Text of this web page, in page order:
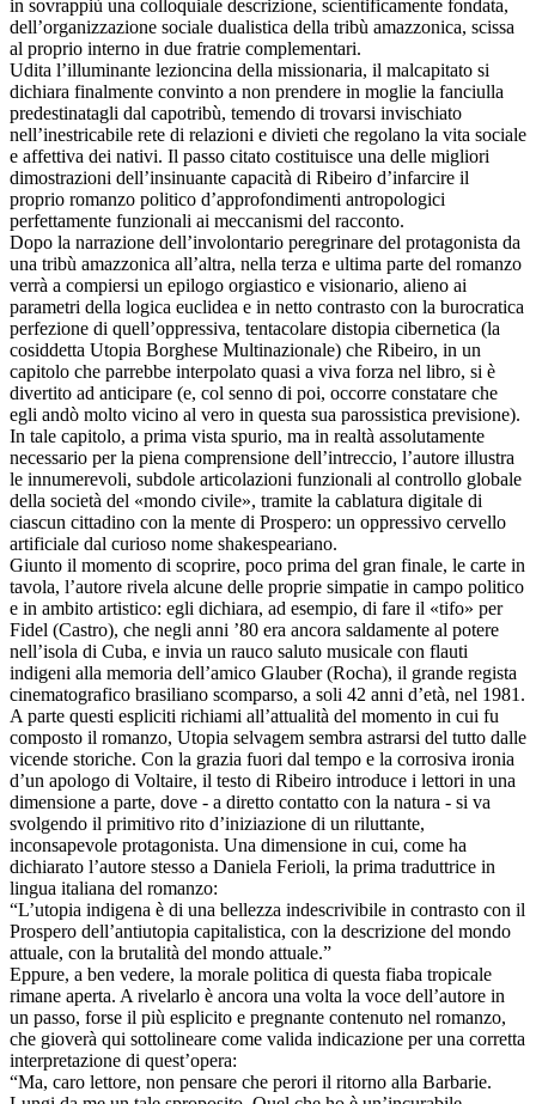
in sovrappiù una colloquiale descrizione, scientificamente fondata,
dell’organizzazione sociale dualistica della tribù amazzonica, scissa
al proprio interno in due fratrie complementari.
Udita l’illuminante lezioncina della missionaria, il malcapitato si
dichiara finalmente convinto a non prendere in moglie la fanciulla
predestinatagli dal capotribù, temendo di trovarsi invischiato
nell’inestricabile rete di relazioni e divieti che regolano la vita sociale
e affettiva dei nativi. Il passo citato costituisce una delle migliori
dimostrazioni dell’insinuante capacità di Ribeiro d’infarcire il
proprio romanzo politico d’approfondimenti antropologici
perfettamente funzionali ai meccanismi del racconto.
Dopo la narrazione dell’involontario peregrinare del protagonista da
una tribù amazzonica all’altra, nella terza e ultima parte del romanzo
verrà a compiersi un epilogo orgiastico e visionario, alieno ai
parametri della logica euclidea e in netto contrasto con la burocratica
perfezione di quell’oppressiva, tentacolare distopia cibernetica (la
cosiddetta Utopia Borghese Multinazionale) che Ribeiro, in un
capitolo che parrebbe interpolato quasi a viva forza nel libro, si è
divertito ad anticipare (e, col senno di poi, occorre constatare che
egli andò molto vicino al vero in questa sua parossistica previsione).
In tale capitolo, a prima vista spurio, ma in realtà assolutamente
necessario per la piena comprensione dell’intreccio, l’autore illustra
le innumerevoli, subdole articolazioni funzionali al controllo globale
della società del «mondo civile», tramite la cablatura digitale di
ciascun cittadino con la mente di Prospero: un oppressivo cervello
artificiale dal curioso nome shakespeariano.
Giunto il momento di scoprire, poco prima del gran finale, le carte in
tavola, l’autore rivela alcune delle proprie simpatie in campo politico
e in ambito artistico: egli dichiara, ad esempio, di fare il «tifo» per
Fidel (Castro), che negli anni ’80 era ancora saldamente al potere
nell’isola di Cuba, e invia un rauco saluto musicale con flauti
indigeni alla memoria dell’amico Glauber (Rocha), il grande regista
cinematografico brasiliano scomparso, a soli 42 anni d’età, nel 1981.
A parte questi espliciti richiami all’attualità del momento in cui fu
composto il romanzo, Utopia selvagem sembra astrarsi del tutto dalle
vicende storiche. Con la grazia fuori dal tempo e la corrosiva ironia
d’un apologo di Voltaire, il testo di Ribeiro introduce i lettori in una
dimensione a parte, dove - a diretto contatto con la natura - si va
svolgendo il primitivo rito d’iniziazione di un riluttante,
inconsapevole protagonista. Una dimensione in cui, come ha
dichiarato l’autore stesso a Daniela Ferioli, la prima traduttrice in
lingua italiana del romanzo:
“L’utopia indigena è di una bellezza indescrivibile in contrasto con il
Prospero dell’antiutopia capitalistica, con la descrizione del mondo
attuale, con la brutalità del mondo attuale.”
Eppure, a ben vedere, la morale politica di questa fiaba tropicale
rimane aperta. A rivelarlo è ancora una volta la voce dell’autore in
un passo, forse il più esplicito e pregnante contenuto nel romanzo,
che gioverà qui sottolineare come valida indicazione per una corretta
interpretazione di quest’opera:
“Ma, caro lettore, non pensare che perori il ritorno alla Barbarie.